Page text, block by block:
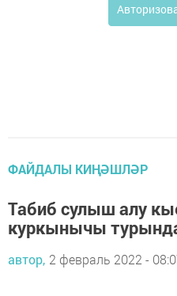
ФАЙДАЛЫ КИҢӘШЛӘР
Табиб сулыш алу
куркынычы
автор, 2 февраль 2022 -